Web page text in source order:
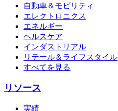
自動車＆モビリティ
エレクトロニクス
エネルギー
ヘルスケア
インダストリアル
リテール＆ライフスタイル
すべてを見る
リソース
実績